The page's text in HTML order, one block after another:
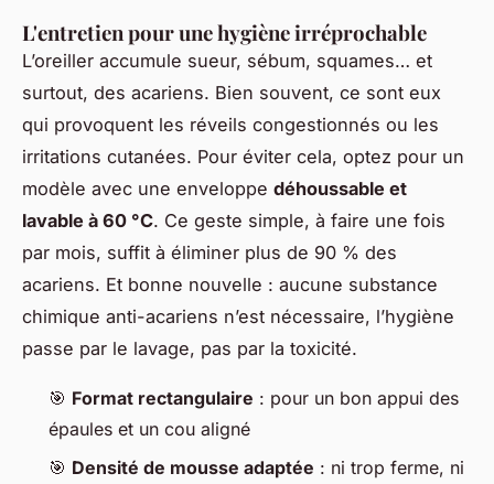
L'entretien pour une hygiène irréprochable
L’oreiller accumule sueur, sébum, squames… et
surtout, des acariens. Bien souvent, ce sont eux
qui provoquent les réveils congestionnés ou les
irritations cutanées. Pour éviter cela, optez pour un
modèle avec une enveloppe déhoussable et
lavable à 60 °C. Ce geste simple, à faire une fois
par mois, suffit à éliminer plus de 90 % des
acariens. Et bonne nouvelle : aucune substance
chimique anti-acariens n’est nécessaire, l’hygiène
passe par le lavage, pas par la toxicité.
🎯 Format rectangulaire : pour un bon appui des
épaules et un cou aligné
🎯 Densité de mousse adaptée : ni trop ferme, ni